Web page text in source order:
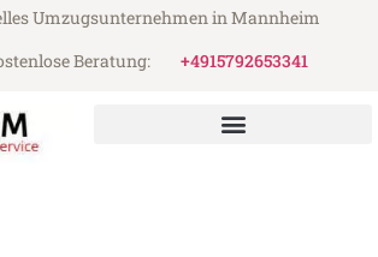
Umzugsunternehmen in Mannheim
Beratung:
+4915792653341